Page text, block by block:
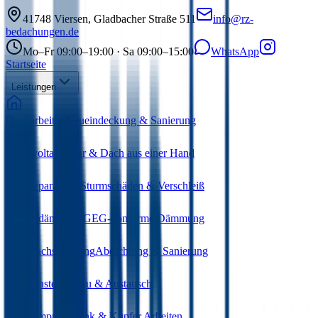
41748 Viersen, Gladbacher Straße 511
info@rz-
bedachungen.de
Mo–Fr 09:00–19:00 · Sa 09:00–15:00
WhatsApp
Startseite
Leistungen
Dacharbeiten Neueindeckung & Sanierung
Photovoltaik Solar & Dach aus einer Hand
Dachreparaturen Sturmschäden & Verschleiß
Wärmedämmung GEG-konforme Dämmung
FlachdachsanierungAbdichtung & Sanierung
Dachfenster Einbau & Austausch